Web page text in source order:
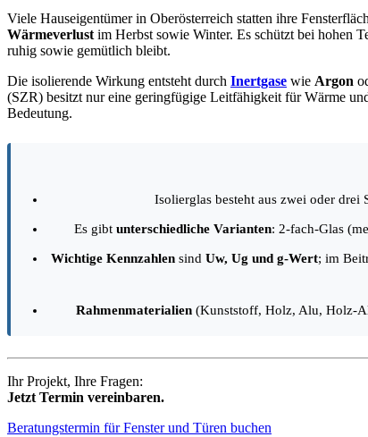
Viele Hauseigentümer in Oberösterreich statten ihre
Wärmeverlust im Herbst sowie Winter. Es schützt bei hohen
ruhig sowie gemütlich bleibt.
Die isolierende Wirkung entsteht durch Inertgase wie Argon
(SZR) besitzt nur eine geringfügige Leitfähigkeit für Wärme
Bedeutung.
Isolierglas besteht aus zwei oder drei
Es gibt unterschiedliche Varianten: 2-fach-Glas
Wichtige Kennzahlen sind Uw, Ug und g-Wert; im
Rahmenmaterialien(Kunststoff, Holz, Alu, Holz-
Ihr Projekt, Ihre Fragen:
Jetzt Termin vereinbaren.
Beratungstermin für Fenster und Türen buchen